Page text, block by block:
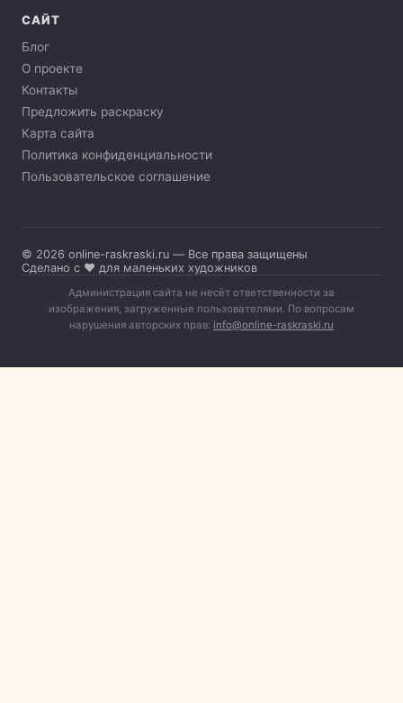
САЙТ
Блог
О проекте
Контакты
Предложить раскраску
Карта сайта
Политика конфиденциальности
Пользовательское соглашение
© 2026 online-raskraski.ru — Все права защищены
Сделано с ❤️ для маленьких художников
Администрация сайта не несёт ответственности за
изображения, загруженные пользователями. По вопросам
нарушения авторских прав: info@online-raskraski.ru